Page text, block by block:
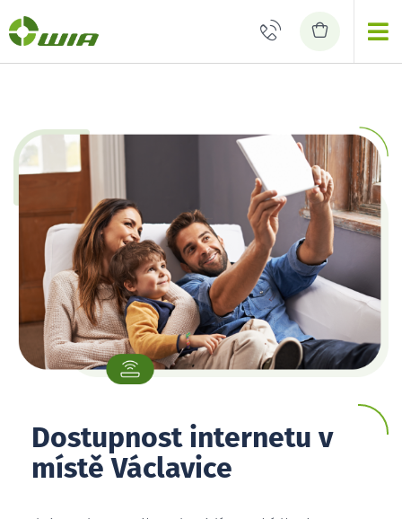
Dostupnost internetu v
místě Václavice